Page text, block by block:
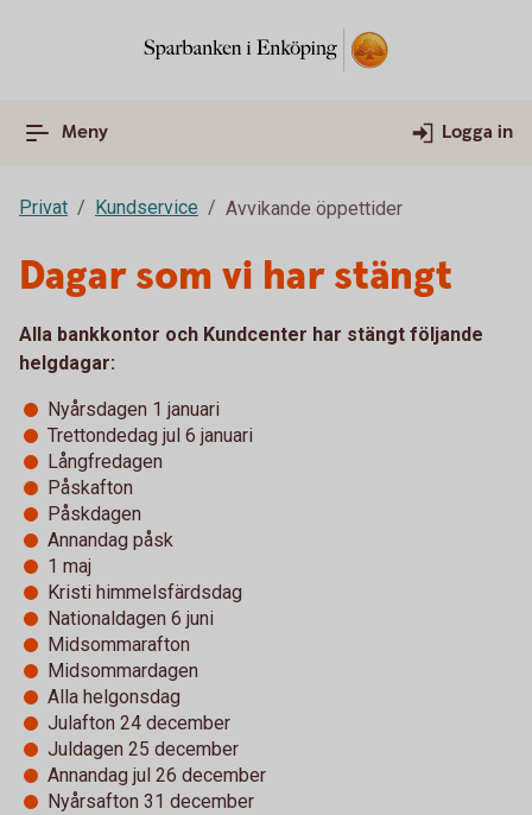
Meny Logga in
Privat Kundservice Avvikande öppettider
Dagar som vi har stängt
Alla bankkontor och Kundcenter har stängt följande
helgdagar:
Nyårsdagen 1 januari
Trettondedag jul 6 januari
Långfredagen
Påskafton
Påskdagen
Annandag påsk
1 maj
Kristi himmelsfärdsdag
Nationaldagen 6 juni
Midsommarafton
Midsommardagen
Alla helgonsdag
Julafton 24 december
Juldagen 25 december
Annandag jul 26 december
Nyårsafton 31 december